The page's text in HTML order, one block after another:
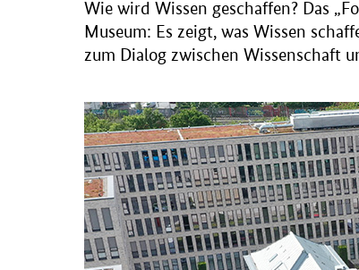
Wie wird Wissen geschaffen? Das
Museum: Es zeigt, was Wissen
zum Dialog zwischen Wissenschaft